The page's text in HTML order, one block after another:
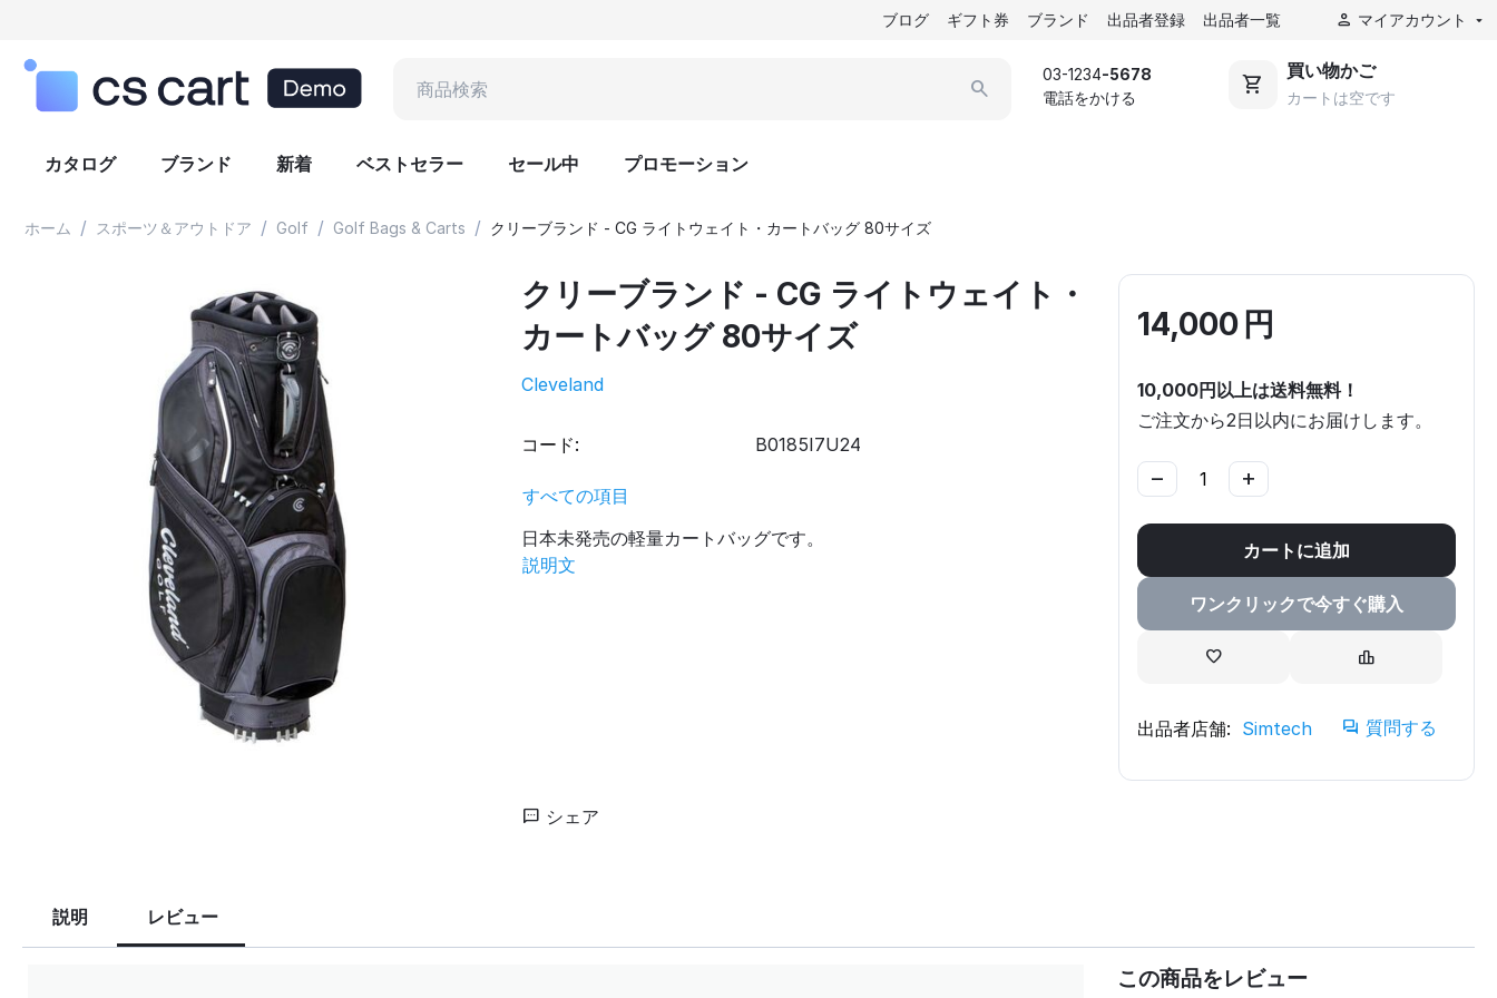
ブログ ギフト券 ブランド 出品者登録 出品者一覧 マイアカウント
03-1234-5678
電話をかける
買い物かご
カートは空です
カタログ ブランド 新着 ベストセラー セール中 プロモーション
ホーム / スポーツ＆アウトドア / Golf / Golf Bags & Carts / クリーブランド - CG ライトウェイト・カートバッグ 80サイズ
クリーブランド - CG ライトウェイト・
カートバッグ 80サイズ
Cleveland
コード: B0185I7U24
すべての項目
日本未発売の軽量カートバッグです。
説明文
14,000 円
10,000円以上は送料無料！
ご注文から2日以内にお届けします。
+
−
カートに追加
ワンクリックで今すぐ購入
出品者店舗: Simtech 質問する
シェア
説明 レビュー
この商品をレビュー